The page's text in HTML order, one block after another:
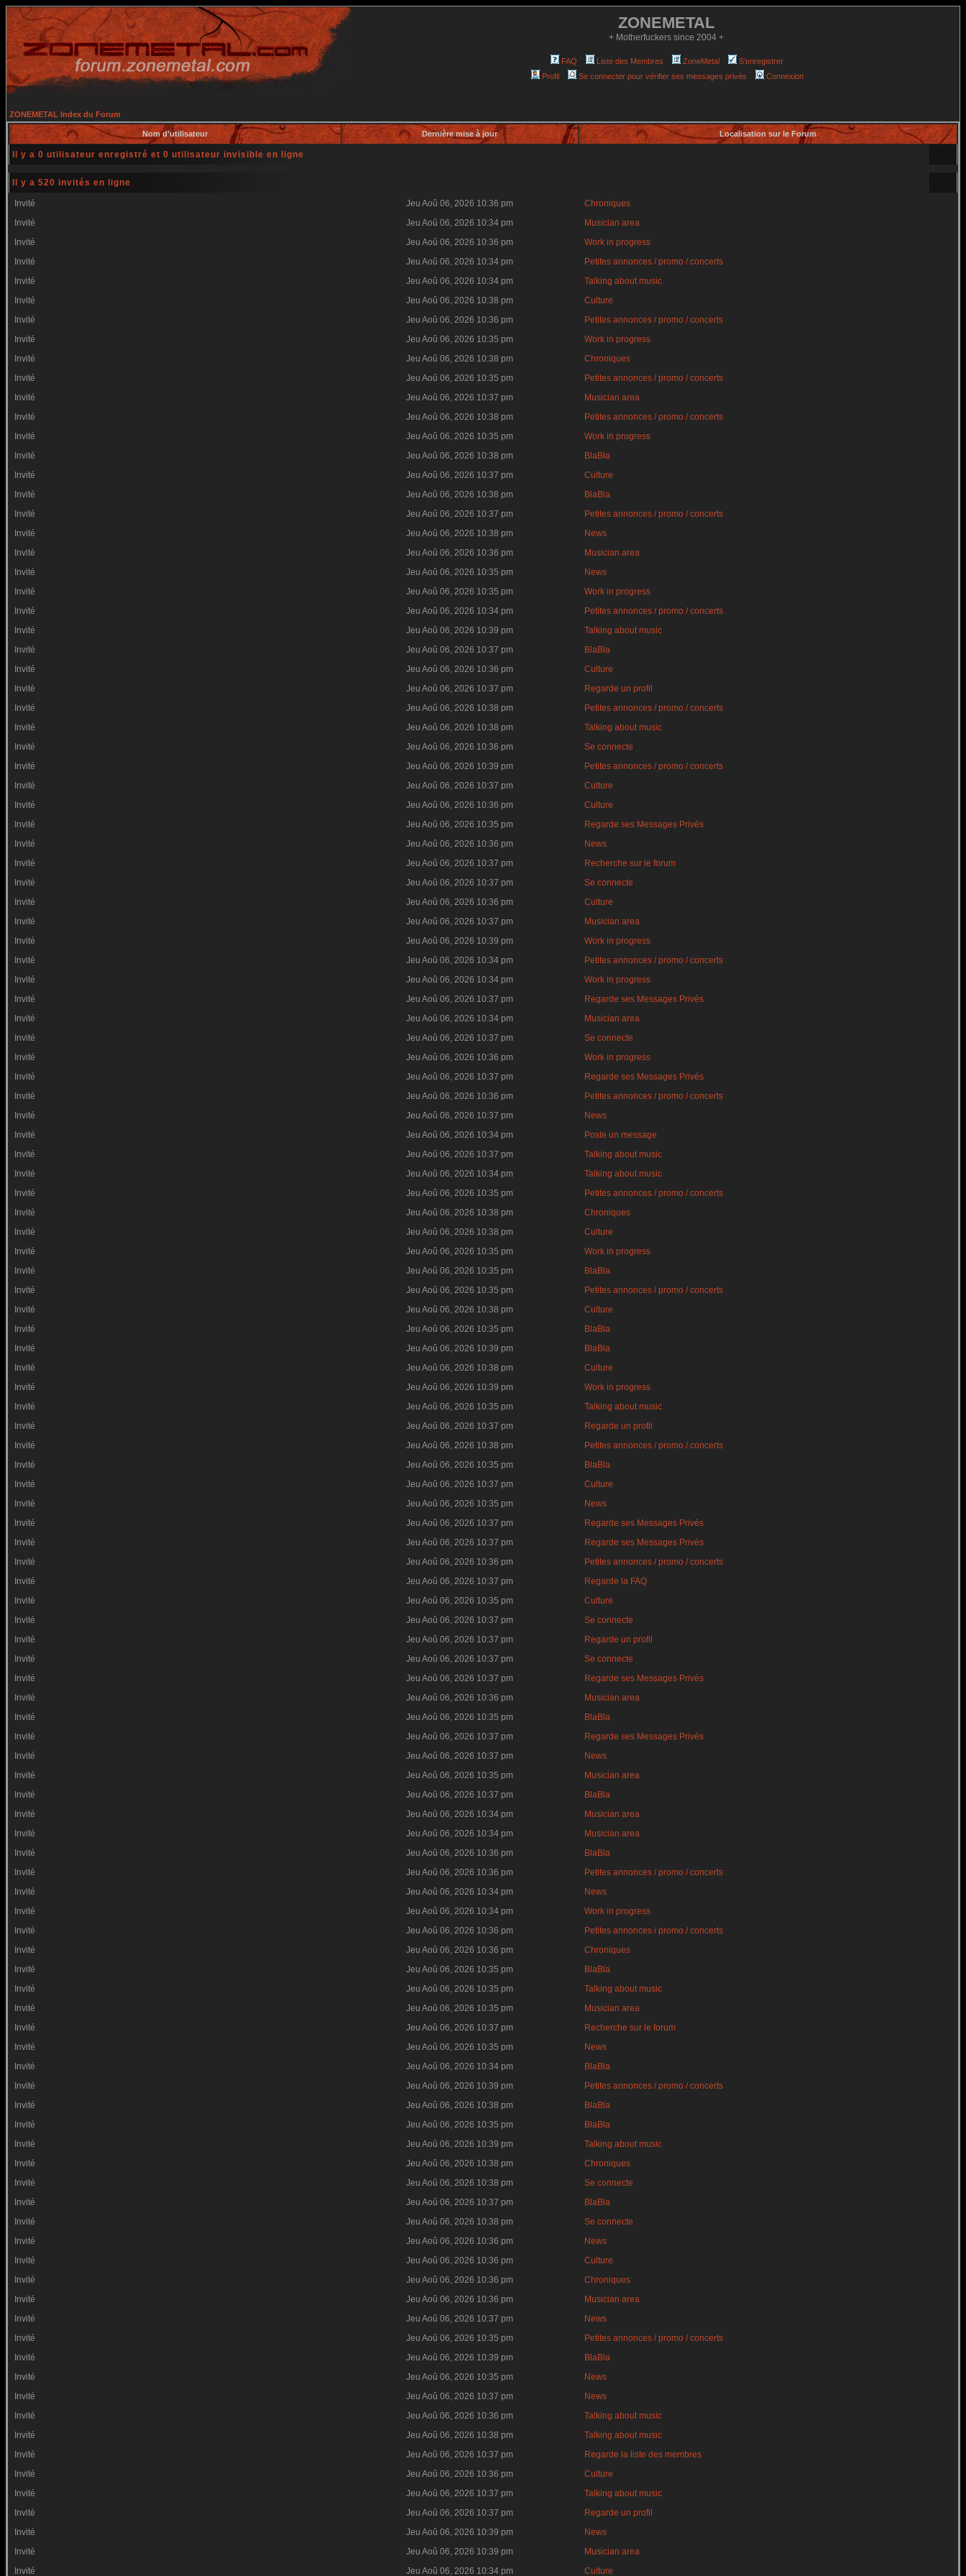
ZONEMETAL
+ Motherfuckers since 2004 +
FAQ Liste des Membres ZoneMetal
S'enregistrer
Profil
Se connecter pour vérifier ses messages privés Connexion
ZONEMETAL Index du Forum
Nom d'utilisateur Dernière mise à jour Localisation sur le Forum
Il y a 0 utilisateur enregistré et 0 utilisateur invisible en ligne
Il y a 520 invités en ligne
Invité Jeu Aoû 06, 2026 10:36 pm
Chroniques
Invité
Jeu Aoû 06, 2026 10:34 pm
Musician area
Invité
Jeu Aoû 06, 2026 10:36 pm
Work in progress
Invité
Jeu Aoû 06, 2026 10:34 pm
Petites annonces / promo / concerts
Invité
Jeu Aoû 06, 2026 10:34 pm
Talking about music
Invité
Jeu Aoû 06, 2026 10:38 pm
Culture
Invité
Jeu Aoû 06, 2026 10:36 pm
Petites annonces / promo / concerts
Invité
Jeu Aoû 06, 2026 10:35 pm
Work in progress
Invité
Jeu Aoû 06, 2026 10:38 pm
Chroniques
Invité
Jeu Aoû 06, 2026 10:35 pm
Petites annonces / promo / concerts
Invité
Jeu Aoû 06, 2026 10:37 pm
Musician area
Invité
Jeu Aoû 06, 2026 10:38 pm
Petites annonces / promo / concerts
Invité
Jeu Aoû 06, 2026 10:35 pm
Work in progress
Invité
Jeu Aoû 06, 2026 10:38 pm
BlaBla
Invité
Jeu Aoû 06, 2026 10:37 pm
Culture
Invité
Jeu Aoû 06, 2026 10:38 pm
BlaBla
Invité
Jeu Aoû 06, 2026 10:37 pm
Petites annonces / promo / concerts
Invité
Jeu Aoû 06, 2026 10:38 pm
News
Invité
Jeu Aoû 06, 2026 10:36 pm
Musician area
Invité
Jeu Aoû 06, 2026 10:35 pm
News
Invité
Jeu Aoû 06, 2026 10:35 pm
Work in progress
Invité
Jeu Aoû 06, 2026 10:34 pm
Petites annonces / promo / concerts
Invité
Jeu Aoû 06, 2026 10:39 pm
Talking about music
Invité
Jeu Aoû 06, 2026 10:37 pm
BlaBla
Invité
Jeu Aoû 06, 2026 10:36 pm
Culture
Invité
Jeu Aoû 06, 2026 10:37 pm
Regarde un profil
Invité
Jeu Aoû 06, 2026 10:38 pm
Petites annonces / promo / concerts
Invité
Jeu Aoû 06, 2026 10:38 pm
Talking about music
Invité
Jeu Aoû 06, 2026 10:36 pm
Se connecte
Invité
Jeu Aoû 06, 2026 10:39 pm
Petites annonces / promo / concerts
Invité
Jeu Aoû 06, 2026 10:37 pm
Culture
Invité
Jeu Aoû 06, 2026 10:36 pm
Culture
Invité
Jeu Aoû 06, 2026 10:35 pm
Regarde ses Messages Privés
Invité
Jeu Aoû 06, 2026 10:36 pm
News
Invité
Jeu Aoû 06, 2026 10:37 pm
Recherche sur le forum
Invité
Jeu Aoû 06, 2026 10:37 pm
Se connecte
Invité
Jeu Aoû 06, 2026 10:36 pm
Culture
Invité
Jeu Aoû 06, 2026 10:37 pm
Musician area
Invité
Jeu Aoû 06, 2026 10:39 pm
Work in progress
Invité
Jeu Aoû 06, 2026 10:34 pm
Petites annonces / promo / concerts
Invité
Jeu Aoû 06, 2026 10:34 pm
Work in progress
Invité
Jeu Aoû 06, 2026 10:37 pm
Regarde ses Messages Privés
Invité
Jeu Aoû 06, 2026 10:34 pm
Musician area
Invité
Jeu Aoû 06, 2026 10:37 pm
Se connecte
Invité
Jeu Aoû 06, 2026 10:36 pm
Work in progress
Invité
Jeu Aoû 06, 2026 10:37 pm
Regarde ses Messages Privés
Invité
Jeu Aoû 06, 2026 10:36 pm
Petites annonces / promo / concerts
Invité
Jeu Aoû 06, 2026 10:37 pm
News
Invité
Jeu Aoû 06, 2026 10:34 pm
Poste un message
Invité
Jeu Aoû 06, 2026 10:37 pm
Talking about music
Invité
Jeu Aoû 06, 2026 10:34 pm
Talking about music
Invité
Jeu Aoû 06, 2026 10:35 pm
Petites annonces / promo / concerts
Invité
Jeu Aoû 06, 2026 10:38 pm
Chroniques
Invité
Jeu Aoû 06, 2026 10:38 pm
Culture
Invité
Jeu Aoû 06, 2026 10:35 pm
Work in progress
Invité
Jeu Aoû 06, 2026 10:35 pm
BlaBla
Invité
Jeu Aoû 06, 2026 10:35 pm
Petites annonces / promo / concerts
Invité
Jeu Aoû 06, 2026 10:38 pm
Culture
Invité
Jeu Aoû 06, 2026 10:35 pm
BlaBla
Invité
Jeu Aoû 06, 2026 10:39 pm
BlaBla
Invité
Jeu Aoû 06, 2026 10:38 pm
Culture
Invité
Jeu Aoû 06, 2026 10:39 pm
Work in progress
Invité
Jeu Aoû 06, 2026 10:35 pm
Talking about music
Invité
Jeu Aoû 06, 2026 10:37 pm
Regarde un profil
Invité
Jeu Aoû 06, 2026 10:38 pm
Petites annonces / promo / concerts
Invité
Jeu Aoû 06, 2026 10:35 pm
BlaBla
Invité
Jeu Aoû 06, 2026 10:37 pm
Culture
Invité
Jeu Aoû 06, 2026 10:35 pm
News
Invité
Jeu Aoû 06, 2026 10:37 pm
Regarde ses Messages Privés
Invité
Jeu Aoû 06, 2026 10:37 pm
Regarde ses Messages Privés
Invité
Jeu Aoû 06, 2026 10:36 pm
Petites annonces / promo / concerts
Invité
Jeu Aoû 06, 2026 10:37 pm
Regarde la FAQ
Invité
Jeu Aoû 06, 2026 10:35 pm
Culture
Invité
Jeu Aoû 06, 2026 10:37 pm
Se connecte
Invité
Jeu Aoû 06, 2026 10:37 pm
Regarde un profil
Invité
Jeu Aoû 06, 2026 10:37 pm
Se connecte
Invité
Jeu Aoû 06, 2026 10:37 pm
Regarde ses Messages Privés
Invité
Jeu Aoû 06, 2026 10:36 pm
Musician area
Invité
Jeu Aoû 06, 2026 10:35 pm
BlaBla
Invité
Jeu Aoû 06, 2026 10:37 pm
Regarde ses Messages Privés
Invité
Jeu Aoû 06, 2026 10:37 pm
News
Invité
Jeu Aoû 06, 2026 10:35 pm
Musician area
Invité
Jeu Aoû 06, 2026 10:37 pm
BlaBla
Invité
Jeu Aoû 06, 2026 10:34 pm
Musician area
Invité
Jeu Aoû 06, 2026 10:34 pm
Musician area
Invité
Jeu Aoû 06, 2026 10:36 pm
BlaBla
Invité
Jeu Aoû 06, 2026 10:36 pm
Petites annonces / promo / concerts
Invité
Jeu Aoû 06, 2026 10:34 pm
News
Invité
Jeu Aoû 06, 2026 10:34 pm
Work in progress
Invité
Jeu Aoû 06, 2026 10:36 pm
Petites annonces / promo / concerts
Invité
Jeu Aoû 06, 2026 10:36 pm
Chroniques
Invité
Jeu Aoû 06, 2026 10:35 pm
BlaBla
Invité
Jeu Aoû 06, 2026 10:35 pm
Talking about music
Invité
Jeu Aoû 06, 2026 10:35 pm
Musician area
Invité
Jeu Aoû 06, 2026 10:37 pm
Recherche sur le forum
Invité
Jeu Aoû 06, 2026 10:35 pm
News
Invité
Jeu Aoû 06, 2026 10:34 pm
BlaBla
Invité
Jeu Aoû 06, 2026 10:39 pm
Petites annonces / promo / concerts
Invité
Jeu Aoû 06, 2026 10:38 pm
BlaBla
Invité
Jeu Aoû 06, 2026 10:35 pm
BlaBla
Invité
Jeu Aoû 06, 2026 10:39 pm
Talking about music
Invité
Jeu Aoû 06, 2026 10:38 pm
Chroniques
Invité
Jeu Aoû 06, 2026 10:38 pm
Se connecte
Invité
Jeu Aoû 06, 2026 10:37 pm
BlaBla
Invité
Jeu Aoû 06, 2026 10:38 pm
Se connecte
Invité
Jeu Aoû 06, 2026 10:36 pm
News
Invité
Jeu Aoû 06, 2026 10:36 pm
Culture
Invité
Jeu Aoû 06, 2026 10:36 pm
Chroniques
Invité
Jeu Aoû 06, 2026 10:36 pm
Musician area
Invité
Jeu Aoû 06, 2026 10:37 pm
News
Invité
Jeu Aoû 06, 2026 10:35 pm
Petites annonces / promo / concerts
Invité
Jeu Aoû 06, 2026 10:39 pm
BlaBla
Invité
Jeu Aoû 06, 2026 10:35 pm
News
Invité
Jeu Aoû 06, 2026 10:37 pm
News
Invité
Jeu Aoû 06, 2026 10:36 pm
Talking about music
Invité
Jeu Aoû 06, 2026 10:38 pm
Talking about music
Invité
Jeu Aoû 06, 2026 10:37 pm
Regarde la liste des membres
Invité
Jeu Aoû 06, 2026 10:36 pm
Culture
Invité
Jeu Aoû 06, 2026 10:37 pm
Talking about music
Invité
Jeu Aoû 06, 2026 10:37 pm
Regarde un profil
Invité
Jeu Aoû 06, 2026 10:39 pm
News
Invité
Jeu Aoû 06, 2026 10:39 pm
Musician area
Invité
Jeu Aoû 06, 2026 10:34 pm Culture